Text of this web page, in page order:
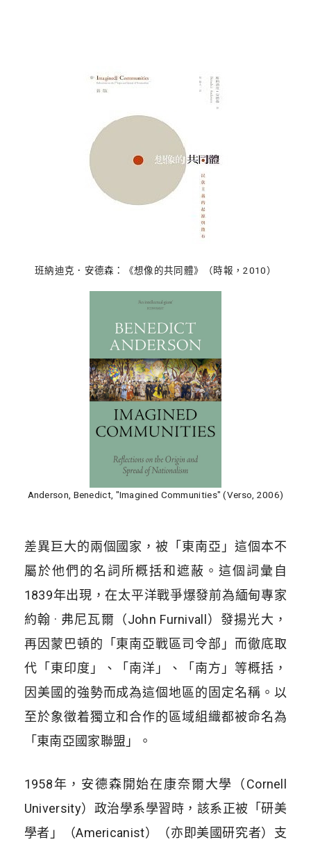
班納迪克．安德森：《想像的共同體》（時報，2010）
Anderson, Benedict, "Imagined Communities" (Verso, 2006)
差異巨大的兩個國家，被「東南亞」這個本不
屬於他們的名詞所概括和遮蔽。這個詞彙自
1839年出現，在太平洋戰爭爆發前為緬甸專家
約翰 · 弗尼瓦爾（John Furnivall）發揚光大，
再因蒙巴頓的「東南亞戰區司令部」而徹底取
代「東印度」、「南洋」、「南方」等概括，
因美國的強勢而成為這個地區的固定名稱。以
至於象徵着獨立和合作的區域組織都被命名為
「東南亞國家聯盟」。
1958年，安德森開始在康奈爾大學（Cornell
University）政治學系學習時，該系正被「研美
學者」（Americanist）（亦即美國研究者）支